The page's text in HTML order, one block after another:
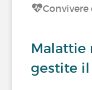
Malattie
gestite